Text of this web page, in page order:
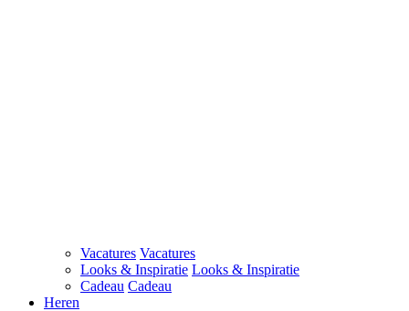
Vacatures Vacatures
Looks & Inspiratie Looks & Inspiratie
Cadeau Cadeau
Heren